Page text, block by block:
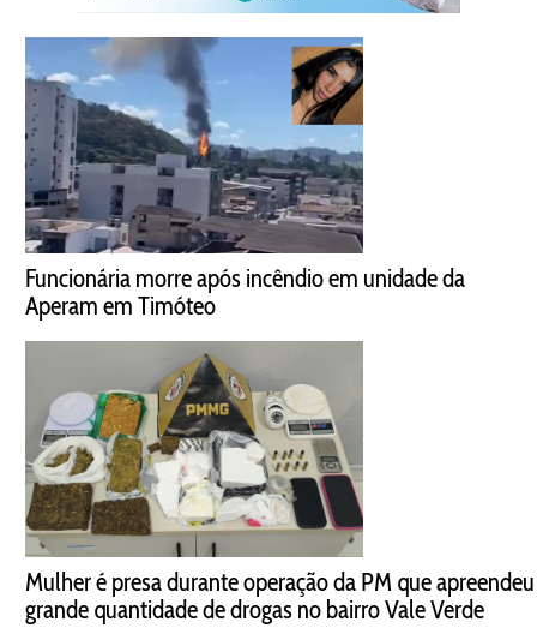
Funcionária morre após incêndio em unidade da
Aperam em Timóteo
Mulher é presa durante operação da PM que apreendeu
grande quantidade de drogas no bairro Vale Verde